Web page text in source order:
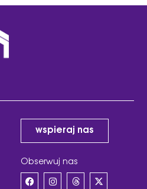
wspieraj nas
Obserwuj nas